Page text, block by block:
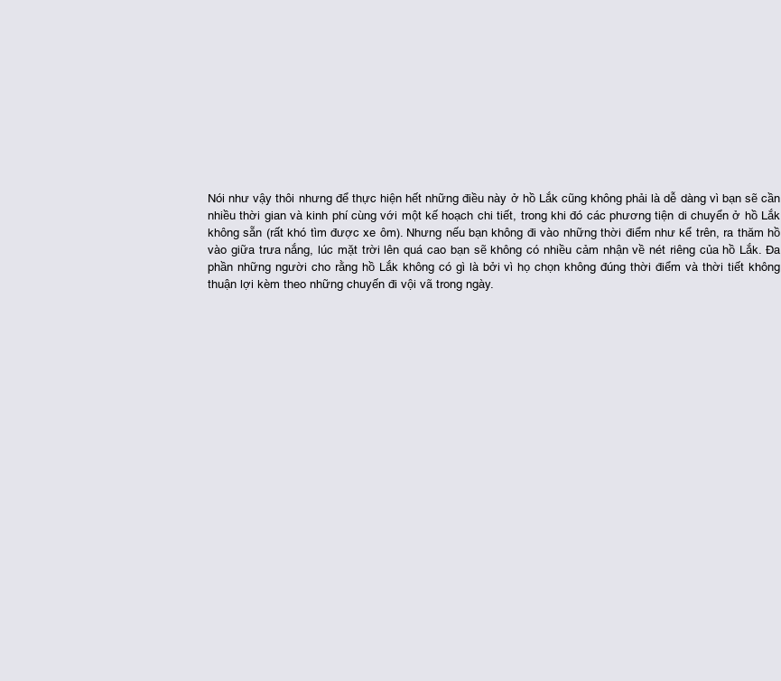
Nói như vậy thôi nhưng để thực hiện hết những điều này ở hồ Lắk cũng không phải là dễ dàng vì bạn sẽ cần
nhiều thời gian và kinh phí cùng với một kế hoạch chi tiết, trong khi đó các phương tiện di chuyển ở hồ Lắk
không sẵn (rất khó tìm được xe ôm). Nhưng nếu bạn không đi vào những thời điểm như kể trên, ra thăm hồ
vào giữa trưa nắng, lúc mặt trời lên quá cao bạn sẽ không có nhiều cảm nhận về nét riêng của hồ Lắk. Đa
phần những người cho rằng hồ Lắk không có gì là bởi vì họ chọn không đúng thời điểm và thời tiết không
thuận lợi kèm theo những chuyến đi vội vã trong ngày.